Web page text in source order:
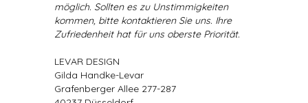
möglich. Sollten es zu Unstimmigkeiten
kommen, bitte kontaktieren Sie uns. Ihre
Zufriedenheit hat für uns oberste Priorität.
LEVAR DESIGN
Gilda Handke-Levar
Grafenberger Allee 277-287